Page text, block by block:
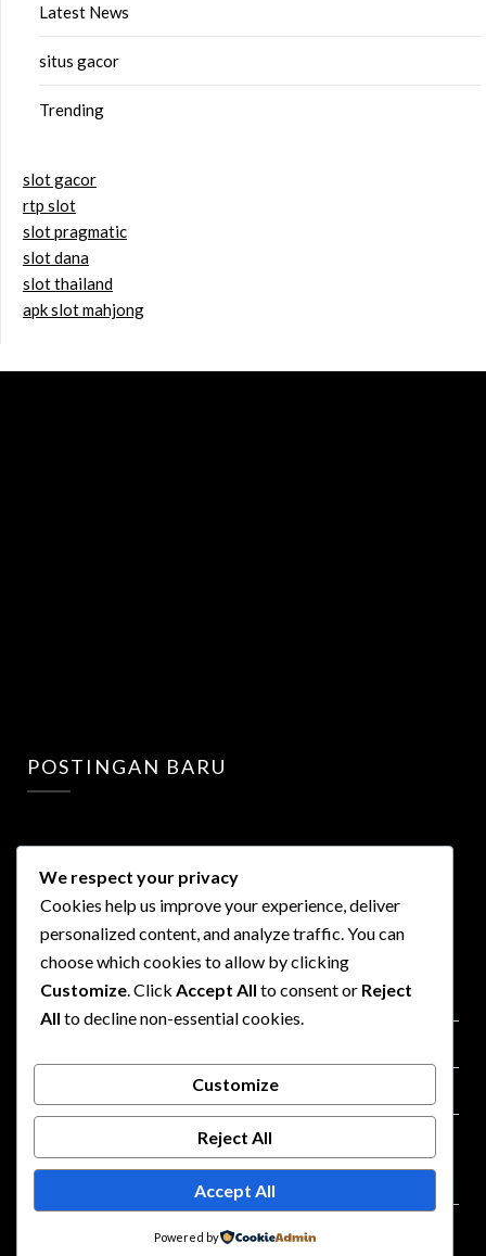
Latest News
situs gacor
Trending
slot gacor
rtp slot
slot pragmatic
slot dana
slot thailand
apk slot mahjong
POSTINGAN BARU
LINKS
Privacy Policy
©2026 KilasCepat| Design:Newspaperly WordPress
We respect your privacy
Cookies help us improve your experience, deliver
personalized content, and analyze traffic. You can
choose which cookies to allow by clicking
Customize . Click Accept All to consent or Reject
All to decline non-essential cookies.
Customize
Reject All
Accept All
Powered by